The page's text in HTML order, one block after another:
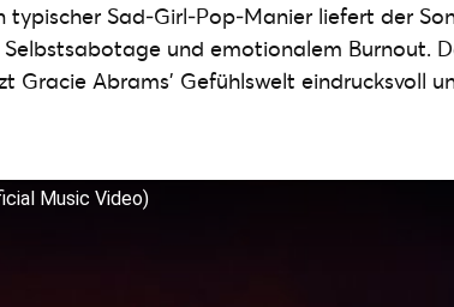
typischer Sad‑Girl‑Pop‑Manier liefert der
und emotionalem Burnout.
Gracie Abrams’ Gefühlswelt eindrucksvoll
Music Video)